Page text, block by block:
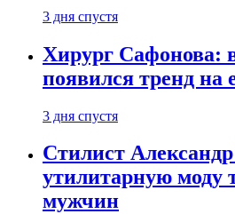
3 дня спустя
Хирург Сафонова:
появился тренд на
3 дня спустя
Стилист
утилитарную моду
мужчин